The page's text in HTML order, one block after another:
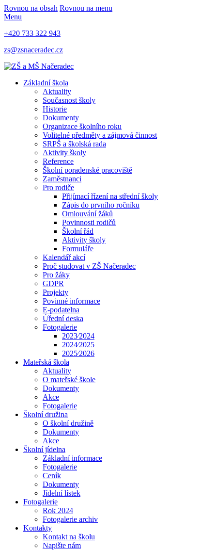
Rovnou na obsah Rovnou na menu
Menu
+420 733 322 943
zs@zsnaceradec.cz
Základní škola
Aktuality
Současnost školy
Historie
Dokumenty
Organizace školního roku
Volitelné předměty a zájmová činnost
SRPŠ a školská rada
Aktivity školy
Reference
Školní poradenské pracoviště
Zaměstnanci
Pro rodiče
Přijímací řízení na střední školy
Zápis do prvního ročníku
Omlouvání žáků
Povinnosti rodičů
Školní řád
Aktivity školy
Formuláře
Kalendář akcí
Proč studovat v ZŠ Načeradec
Pro žáky
GDPR
Projekty
Povinné informace
E-podatelna
Úřední deska
Fotogalerie
2023⁄2024
2024⁄2025
2025⁄2026
Mateřská škola
Aktuality
O mateřské škole
Dokumenty
Akce
Fotogalerie
Školní družina
O školní družině
Dokumenty
Akce
Školní jídelna
Základní informace
Fotogalerie
Ceník
Dokumenty
Jídelní lístek
Fotogalerie
Rok 2024
Fotogalerie archiv
Kontakty
Kontakt na školu
Napište nám